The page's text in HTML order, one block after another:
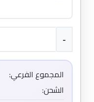
-
المجموع الفرعي:
الشحن: